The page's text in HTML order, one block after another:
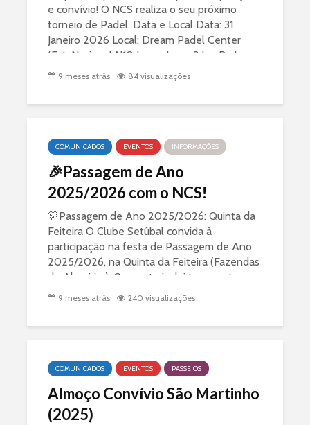
e convívio! O NCS realiza o seu próximo
torneio de Padel. Data e Local Data: 31
Janeiro 2026 Local: Dream Padel Center
(Est. Nacional N10 Logradouro 3 ImaPark,
Pontes 2910-828 )...
9 meses atrás 84 visualizações
COMUNICADOS EVENTOS INFORMAÇÕES
🎉Passagem de Ano
2025/2026 com o NCS!
🎊Passagem de Ano 2025/2026: Quinta da
Feiteira O Clube Setúbal convida à
participação na festa de Passagem de Ano
2025/2026, na Quinta da Feiteira (Fazendas
de Almeirim). O evento inclui transporte,
jantar completo, Bar...
9 meses atrás 240 visualizações
COMUNICADOS EVENTOS PASSEIOS
Almoço Convívio São Martinho
(2025)